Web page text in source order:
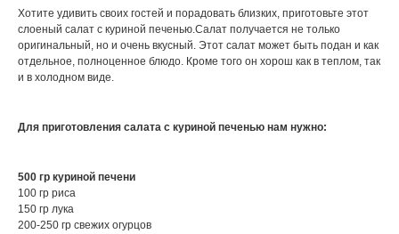
Хотите удивить своих гостей и порадовать близких, приготовьте этот
слоеный салат с куриной печенью.Салат получается не только
оригинальный, но и очень вкусный. Этот салат может быть подан и как
отдельное, полноценное блюдо. Кроме того он хорош как в теплом, так
и в холодном виде.
Для приготовления салата с куриной печенью нам нужно:
500 гр куриной печени
100 гр риса
150 гр лука
200-250 гр свежих огурцов